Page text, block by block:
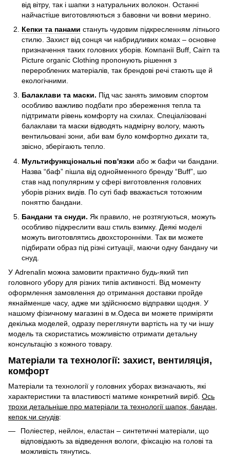
від вітру, так і шапки з натуральних волокон. Останні
найчастіше виготовляються з бавовни чи вовни мерино.
Кепки та панами стануть чудовим підкресленням літнього
стилю. Захист від сонця чи набридливих комах – основне
призначення таких головних уборів. Компанії Buff, Cairn та
Picture organic Clothing пропонують рішення з
перероблених матеріалів, так брендові речі стають ще й
екологічними.
Балаклави та маски. Під час занять зимовим спортом
особливо важливо подбати про збереження тепла та
підтримати рівень комфорту на схилах. Спеціалізовані
балаклави та маски відводять надмірну вологу, мають
вентильовані зони, аби вам було комфортно дихати та,
звісно, зберігають тепло.
Мультифункціональні пов'язки або ж бафи чи бандани.
Назва “баф” пішла від однойменного бренду “Buff”, шо
став над популярним у сфері виготовлення головних
уборів різних видів. По суті баф вважається тотожним
поняттю бандани.
Бандани та снуди. Як правило, не розтягуються, можуть
особливо підкреслити ваш стиль взимку. Деякі моделі
можуть виготовлятись двохсторонніми. Так ви можете
підбирати образ під різні ситуації, маючи одну бандану чи
снуд.
У Adrenalin можна замовити практично будь-який тип
головного убору для різних типів активності. Від моменту
оформлення замовлення до отримання доставки пройде
якнайменше часу, адже ми здійснюємо відправки щодня. У
нашому фізичному магазині в м.Одеса ви можете приміряти
декілька моделей, одразу переглянути вартість на ту чи іншу
модель та скористатись можливістю отримати детальну
консультацію з кожного товару.
Матеріали та технології: захист, вентиляція,
комфорт
Матеріали та технології у головних уборах визначають, які
характеристики та властивості матиме конкретний виріб. Ось
трохи детальніше про матеріали та технології шапок, бандан,
кепок чи снудів:
Поліестер, нейлон, еластан – синтетичні матеріали, що
відповідають за відведення вологи, фіксацію на голові та
можливість тянутись.